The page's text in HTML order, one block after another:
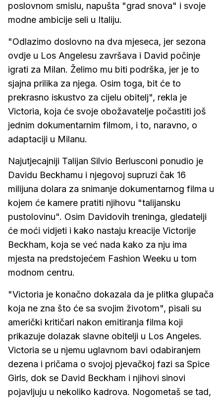
poslovnom smislu, napušta "grad snova" i svoje
modne ambicije seli u Italiju.
"Odlazimo doslovno na dva mjeseca, jer sezona
ovdje u Los Angelesu završava i David počinje
igrati za Milan. Želimo mu biti podrška, jer je to
sjajna prilika za njega. Osim toga, bit će to
prekrasno iskustvo za cijelu obitelj", rekla je
Victoria, koja će svoje obožavatelje počastiti još
jednim dokumentarnim filmom, i to, naravno, o
adaptaciji u Milanu.
Najutjecajniji Talijan Silvio Berlusconi ponudio je
Davidu Beckhamu i njegovoj supruzi čak 16
milijuna dolara za snimanje dokumentarnog filma u
kojem će kamere pratiti njihovu "talijansku
pustolovinu". Osim Davidovih treninga, gledatelji
će moći vidjeti i kako nastaju kreacije Victorije
Beckham, koja se već nada kako za nju ima
mjesta na predstojećem Fashion Weeku u tom
modnom centru.
"Victoria je konačno dokazala da je plitka glupača
koja ne zna što će sa svojim životom", pisali su
američki kritičari nakon emitiranja filma koji
prikazuje dolazak slavne obitelji u Los Angeles.
Victoria se u njemu uglavnom bavi odabiranjem
dezena i pričama o svojoj pjevačkoj fazi sa Spice
Girls, dok se David Beckham i njihovi sinovi
pojavljuju u nekoliko kadrova. Nogometaš se tad,